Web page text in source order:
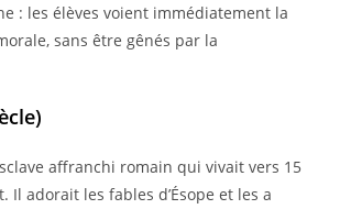
: les élèves voient immédiatement la
sans être gênés par la
affranchi romain qui vivait vers 15
Il adorait les fables d’Ésope et les a